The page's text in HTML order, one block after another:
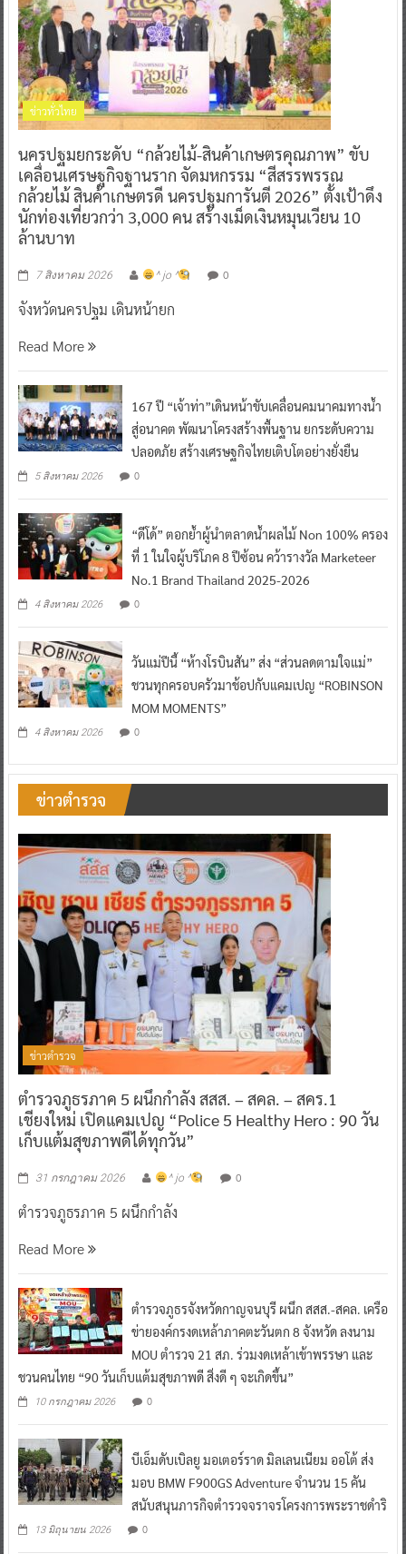
ข่าวทั่วไทย
นครปฐมยกระดับ “กล้วยไม้-สินค้าเกษตรคุณภาพ” ขับ
เคลื่อนเศรษฐกิจฐานราก จัดมหกรรม “สีสรรพรรณ
กล้วยไม้ สินค้าเกษตรดี นครปฐมการันตี 2026” ตั้งเป้าดึง
นักท่องเที่ยวกว่า 3,000 คน สร้างเม็ดเงินหมุนเวียน 10
ล้านบาท
7 สิงหาคม 2026 ^ jo ^ 0
จังหวัดนครปฐม เดินหน้ายก
Read More
167 ปี “เจ้าท่า”เดินหน้าขับเคลื่อนคมนาคมทางน้ำ
สู่อนาคต พัฒนาโครงสร้างพื้นฐาน ยกระดับความ
ปลอดภัย สร้างเศรษฐกิจไทยเติบโตอย่างยั่งยืน
5 สิงหาคม 2026 0
“ดีโด้” ตอกย้ำผู้นำตลาดน้ำผลไม้ Non 100% ครอง
ที่ 1 ในใจผู้บริโภค 8 ปีซ้อน คว้ารางวัล Marketeer
No.1 Brand Thailand 2025-2026
4 สิงหาคม 2026 0
วันแม่ปีนี้ “ห้างโรบินสัน” ส่ง “ส่วนลดตามใจแม่”
ชวนทุกครอบครัวมาช้อปกับแคมเปญ “ROBINSON
MOM MOMENTS”
4 สิงหาคม 2026 0
ข่าวตำรวจ
ข่าวตำรวจ
ตำรวจภูธรภาค 5 ผนึกกำลัง สสส. – สคล. – สคร.1
เชียงใหม่ เปิดแคมเปญ “Police 5 Healthy Hero : 90 วัน
เก็บแต้มสุขภาพดีได้ทุกวัน”
31 กรกฎาคม 2026 ^ jo ^ 0
ตำรวจภูธรภาค 5 ผนึกกำลัง
Read More
ตำรวจภูธรจังหวัดกาญจนบุรี ผนึก สสส.-สคล. เครือ
ข่ายองค์กรงดเหล้าภาคตะวันตก 8 จังหวัด ลงนาม
MOU ตำรวจ 21 สภ. ร่วมงดเหล้าเข้าพรรษา และ
ชวนคนไทย “90 วันเก็บแต้มสุขภาพดี สิ่งดี ๆ จะเกิดขึ้น”
10 กรกฎาคม 2026 0
บีเอ็มดับเบิลยู มอเตอร์ราด มิลเลนเนียม ออโต้ ส่ง
มอบ BMW F900GS Adventure จำนวน 15 คัน
สนับสนุนภารกิจตำรวจจราจรโครงการพระราชดำริ
13 มิถุนายน 2026 0